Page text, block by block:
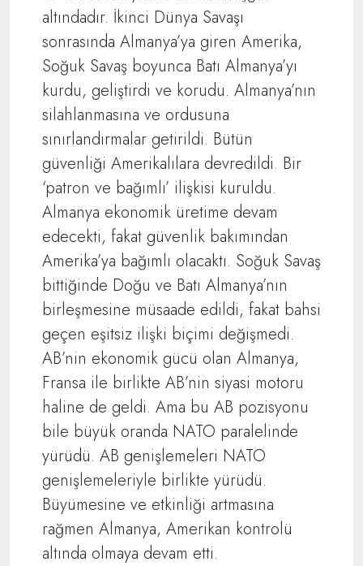
altındadır. İkinci Dünya Savaşı
sonrasında Almanya’ya giren Amerika,
Soğuk Savaş boyunca Batı Almanya’yı
kurdu, geliştirdi ve korudu. Almanya’nın
silahlanmasına ve ordusuna
sınırlandırmalar getirildi. Bütün
güvenliği Amerikalılara devredildi. Bir
‘patron ve bağımlı’ ilişkisi kuruldu.
Almanya ekonomik üretime devam
edecekti, fakat güvenlik bakımından
Amerika’ya bağımlı olacaktı. Soğuk Savaş
bittiğinde Doğu ve Batı Almanya’nın
birleşmesine müsaade edildi, fakat bahsi
geçen eşitsiz ilişki biçimi değişmedi.
AB’nin ekonomik gücü olan Almanya,
Fransa ile birlikte AB’nin siyasi motoru
haline de geldi. Ama bu AB pozisyonu
bile büyük oranda NATO paralelinde
yürüdü. AB genişlemeleri NATO
genişlemeleriyle birlikte yürüdü.
Büyümesine ve etkinliği artmasına
rağmen Almanya, Amerikan kontrolü
altında olmaya devam etti.